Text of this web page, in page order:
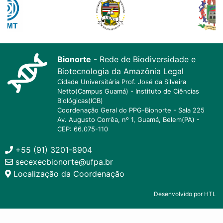
Bionorte - Rede de Biodiversidade e
Biotecnologia da Amazônia Legal
Cidade Universitária Prof. José da Silveira
Netto(Campus Guamá) - Instituto de Ciências
Biológicas(ICB)
Coordenação Geral do PPG-Bionorte - Sala 225
Av. Augusto Corrêa, nº 1, Guamá, Belem(PA) -
CEP: 66.075-110
+55 (91) 3201-8904
secexecbionorte@ufpa.br
Localização da Coordenação
Desenvolvido por HTI.